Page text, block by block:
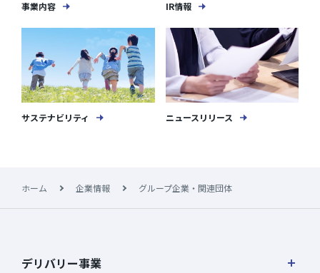
事業内容 IR情報
サステナビリティ ニュースリリース
ホーム 企業情報 グループ企業・関連団体
デリバリー事業